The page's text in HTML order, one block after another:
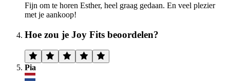
Fijn om te horen Esther, heel graag gedaan. En veel plezier
met je aankoop!
Hoe zou je Joy Fits beoordelen?
Pia